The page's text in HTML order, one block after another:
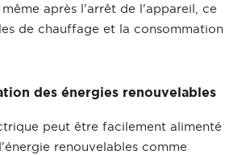
après l'arrêt de l'appareil, ce
de chauffage et la consommation
des énergies renouvelables
peut être facilement alimenté
renouvelables comme